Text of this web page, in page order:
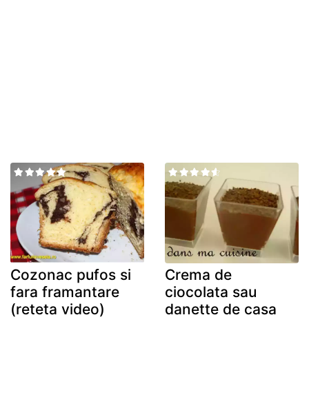
Cozonac pufos si
fara framantare
(reteta video)
Crema de
ciocolata sau
danette de casa